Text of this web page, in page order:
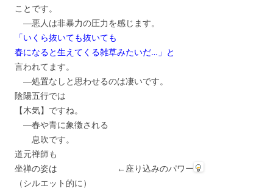
ことです。
―悪人は非暴力の圧力を感じます。
「いくら抜いても抜いても
春になると生えてくる雑草みたいだ…」と
言われてます。
―処置なしと思わせるのは凄いです。
陰陽五行では
【木気】ですね。
―春や青に象徴される
息吹です。
道元禅師も
坐禅の姿は ←座り込みのパワー
（シルエット的に）